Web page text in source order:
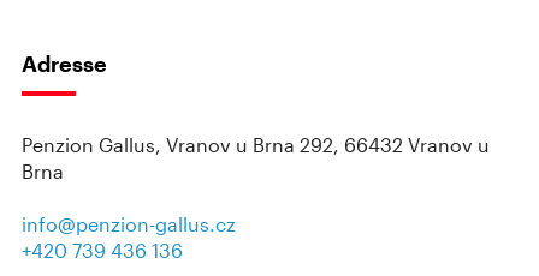
Adresse
Penzion Gallus, Vranov u Brna 292, 66432 Vranov u
Brna
info@penzion-gallus.cz
+420 739 436 136